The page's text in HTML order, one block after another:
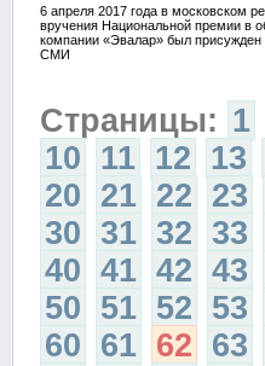
6 апреля 2017 года в московском
вручения Национальной премии в
компании «Эвалар» был
СМИ
Страницы: 1
10 11 12 13
20 21 22 23
30 31 32 33
40 41 42 43
50 51 52 53
60 61 62 63